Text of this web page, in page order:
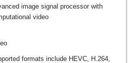
image signal processor with
video
formats include HEVC, H.264,